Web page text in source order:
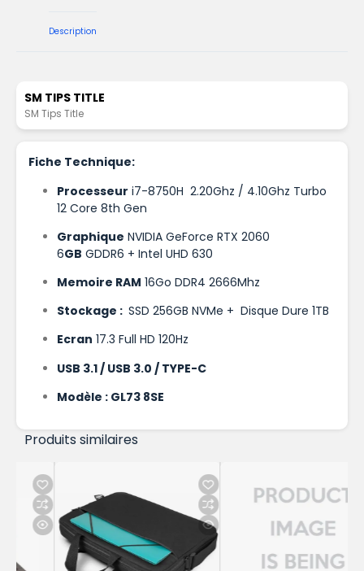
Description
SM TIPS TITLE
SM Tips Title
Fiche Technique:
Processeur i7-8750H 2.20Ghz / 4.10Ghz Turbo
12 Core 8th Gen
Graphique NVIDIA GeForce RTX 2060
6GB GDDR6 + Intel UHD 630
Memoire RAM 16Go DDR4 2666Mhz
Stockage : SSD 256GB NVMe + Disque Dure 1TB
Ecran 17.3 Full HD 120Hz
USB 3.1 / USB 3.0 / TYPE-C
Modèle : GL73 8SE
Produits similaires